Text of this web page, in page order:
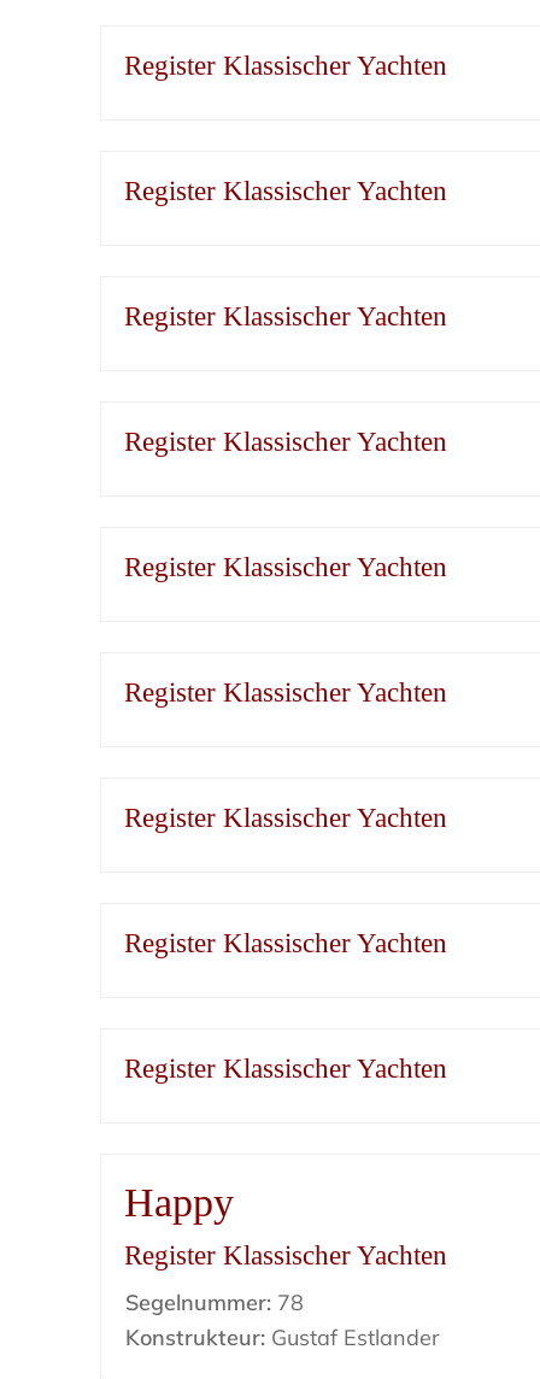
Register Klassischer Yachten
Register Klassischer Yachten
Register Klassischer Yachten
Register Klassischer Yachten
Register Klassischer Yachten
Register Klassischer Yachten
Register Klassischer Yachten
Register Klassischer Yachten
Register Klassischer Yachten
Happy
Register Klassischer Yachten
Segelnummer: 78
Konstrukteur: Gustaf Estlander